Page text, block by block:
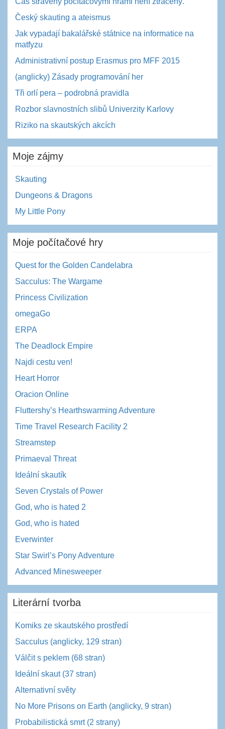
Český skauting a ateismus
Jak vypadají bakalářské státnice na informatice na
matfyzu
Administrativní postup Erasmus pro MFF 2015
(anglicky) Zásady programování her
Tři orlí pera – podrobná pravidla
Rozbor slavnostních slibů Univerzity Karlovy
Riziko na skautských akcích
Moje zájmy
Skauting
Dungeons & Dragons
My Little Pony
Moje počítačové hry
Quest for the Golden Candelabra
Sacculus: The Wargame
Princess Civilization
omegaGo
ERPA
The Deadlock Empire
Najdi cestu ven!
Heart Horror
Oracion Online
Fluttershy’s Hearthswarming Adventure
Time Travel Research Facility 2
Streamstep
Primaeval Threat
Ideální skautík
Seven Crystals of Power
God, who is hated 2
God, who is hated
Everwinter
Star Swirl’s Pony Adventure
Advanced Minesweeper
Literární tvorba
Komiks ze skautského prostředí
Sacculus (anglicky, 129 stran)
Válčit s peklem (68 stran)
Ideální skaut (37 stran)
Alternativní světy
No More Prisons on Earth (anglicky, 9 stran)
Probabilistická smrt (2 strany)